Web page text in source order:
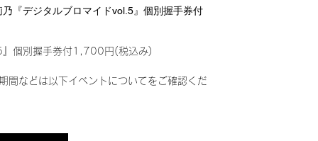
乃『デジタルブロマイドvol.5』個別握手券付
』個別握手券付1,700円(税込み)
間などは以下イベントについてをご確認くだ